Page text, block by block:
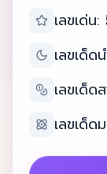
เลขเด่น:
เลขเด็ด
เลขเด็ด
เลขเด็